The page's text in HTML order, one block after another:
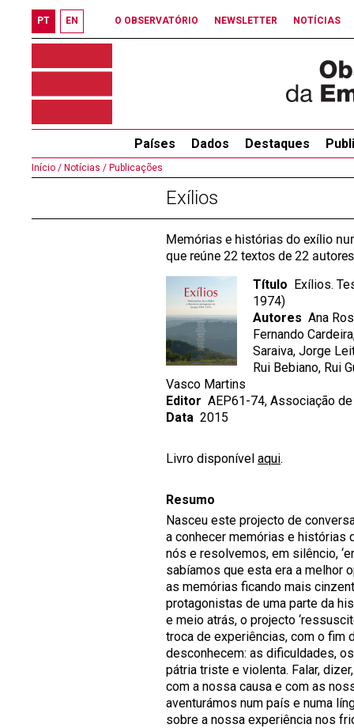
PT EN O OBSERVATÓRIO NEWSLETTER NOTÍCIAS
Países Dados Destaques
Início / Notícias / Publicações
Exílios
Memórias e histórias do exílio
que reúne 22 textos de 22
Título Exílios.
1974)
Autores Ana
Fernando
Saraiva, Jorge
Rui Bebiano, Rui
Vasco Martins
Editor AEP61-74, Associação
Data 2015
Livro disponível aqui.
Resumo
Nasceu este projecto de
a conhecer memórias e histórias
nós e resolvemos, em silêncio,
sabíamos que esta era a melhor
as memórias ficando mais
protagonistas de uma parte da
e meio atrás, o projecto
troca de experiências, com o fim
desconhecem: as dificuldades,
pátria triste e violenta. Falar,
com a nossa causa e com as
aventurámos num país e numa
sobre a nossa experiência nos